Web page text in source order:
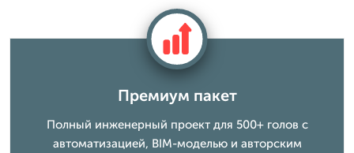
Премиум пакет
Полный инженерный проект для 500+ голов с
автоматизацией, BIM-моделью и авторским